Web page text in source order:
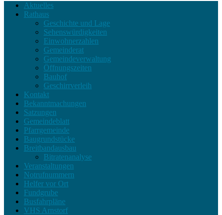
Aktuelles
Rathaus
Geschichte und Lage
Sehenswürdigkeiten
Einwohnerzahlen
Gemeinderat
Gemeindeverwaltung
Öffnungszeiten
Bauhof
Geschirrverleih
Kontakt
Bekanntmachungen
Satzungen
Gemeindeblatt
Pfarrgemeinde
Baugrundstücke
Breitbandausbau
Bitratenanalyse
Veranstaltungen
Notrufnummern
Helfer vor Ort
Fundgrube
Busfahrpläne
VHS Arnstorf